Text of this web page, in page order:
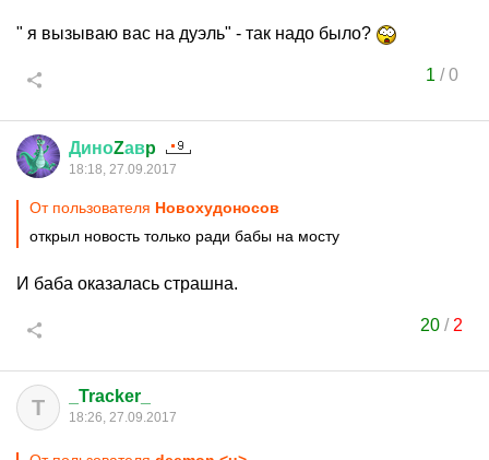
" я вызываю вас на дуэль" - так надо было?
1 /0
ДиноZавp
18:18, 27.09.2017
От пользователя Новохудоносов
открыл новость только ради бабы на мосту
И баба оказалась страшна.
20 / 2
T _Tracker_
18:26, 27.09.2017